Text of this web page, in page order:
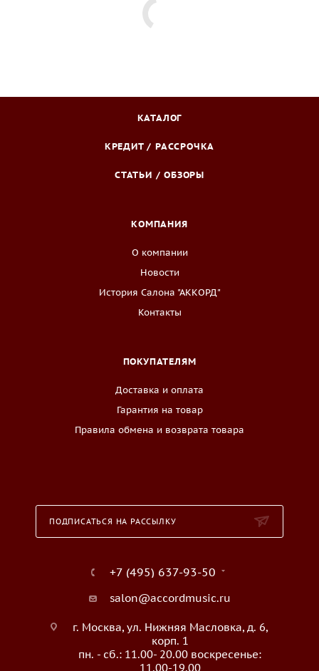
КАТАЛОГ
КРЕДИТ / РАССРОЧКА
СТАТЬИ / ОБЗОРЫ
КОМПАНИЯ
О компании
Новости
История Салона "АККОРД"
Контакты
ПОКУПАТЕЛЯМ
Доставка и оплата
Гарантия на товар
Правила обмена и возврата товара
ПОДПИСАТЬСЯ НА РАССЫЛКУ
+7 (495) 637-93-50
salon@accordmusic.ru
г. Москва, ул. Нижняя Масловка, д. 6,
корп. 1
пн. - сб.: 11.00- 20.00 воскресенье:
11.00-19.00